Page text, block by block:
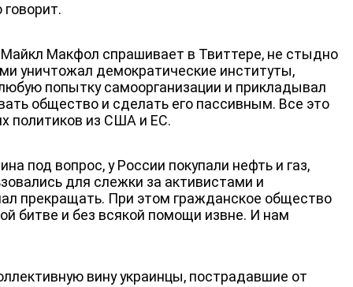
Макфол спрашивает в Твиттере, не стыдно
уничтожал демократические институты,
попытку самоорганизации и прикладывал
общество и сделать его пассивным. Все это
политиков из США и ЕС.
под вопрос, у России покупали нефть и газ,
для слежки за активистами и
прекращать. При этом гражданское общество
битве и без всякой помощи извне. И нам
вину украинцы, пострадавшие от